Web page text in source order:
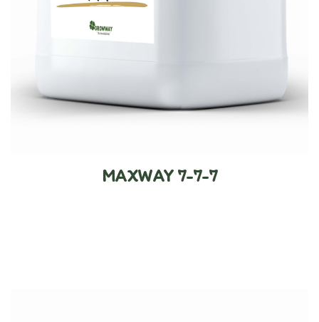
MAXWAY 7-7-7